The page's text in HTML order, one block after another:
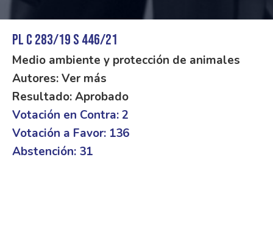
PL C 283/19 S 446/21
Medio ambiente y protección de animales
Autores: Ver más
Resultado: Aprobado
Votación en Contra: 2
Votación a Favor: 136
Abstención: 31